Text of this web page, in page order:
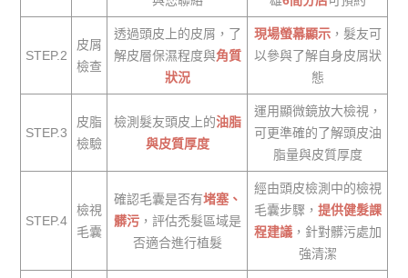
STEP.2
皮屑
檢查
透過頭皮上的皮屑，了
解皮層保濕程度與角質
狀況
現場螢幕顯示，髮友可
以參與了解自身皮屑狀
態
STEP.3
皮脂
檢驗
檢測髮友頭皮上的油脂
與皮質厚度
運用顯微鏡放大檢視，
可更準確的了解頭皮油
脂量與皮質厚度
STEP.4
檢視
毛囊
確認毛囊是否有堵塞、
髒污，評估禿髮區域是
否適合進行植髮
經由頭皮檢測中的檢視
毛囊步驟， 提供健髮課
程建議，針對髒污處加
強清潔